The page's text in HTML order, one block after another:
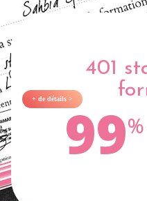
99%
401
+ de détails >